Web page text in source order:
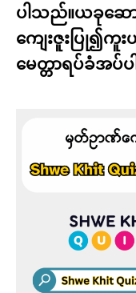
ပါသည်။ယခုဆောင်
ကျေးဇူးပြု၍ကူး
မေတ္တာရပ်ခံအပ်